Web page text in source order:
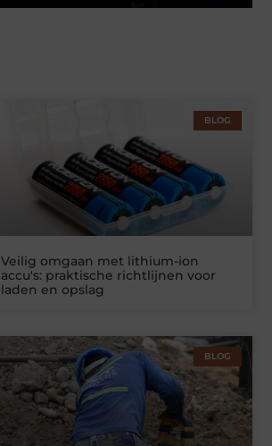
BLOG
Veilig omgaan met lithium-ion
accu's: praktische richtlijnen voor
laden en opslag
BLOG